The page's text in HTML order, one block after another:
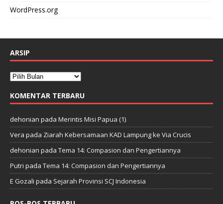
WordPress.org
ARSIP
KOMENTAR TERBARU
dehonian pada Merintis Misi Papua (1)
Vera pada Ziarah Kebersamaan KAD Lampung ke Via Crucis
dehonian pada Tema 14: Compasion dan Pengertiannya
Putri pada Tema 14: Compasion dan Pengertiannya
E Gozali pada Sejarah Provinsi SCJ Indonesia